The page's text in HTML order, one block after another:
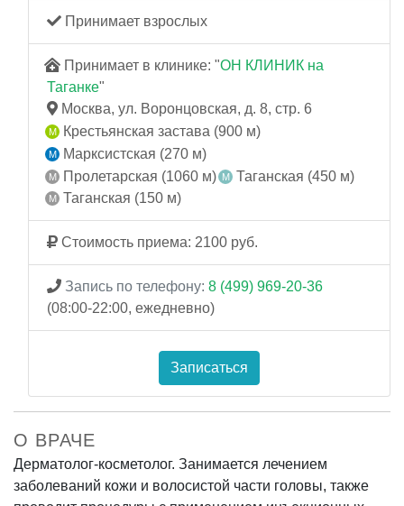
Принимает взрослых
Принимает в клинике: "ОН КЛИНИК на
Таганке"
Москва, ул. Воронцовская, д. 8, стр. 6
Крестьянская застава (900 м)
Марксистская (270 м)
Пролетарская (1060 м)
Таганская (450 м)
Таганская (150 м)
Стоимость приема: 2100 руб.
Запись по телефону: 8 (499) 969-20-36
(08:00-22:00, ежедневно)
Записаться
О ВРАЧЕ
Дерматолог-косметолог. Занимается лечением
заболеваний кожи и волосистой части головы, также